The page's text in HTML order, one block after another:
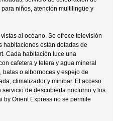
niños, atención multilingüe y
al océano. Se ofrece televisión
habitaciones están dotadas de
Cada habitación luce una
cafetera y tetera y agua mineral
o albornoces y espejo de
climatizador y minibar. El acceso
de descubierta nocturno y los
by Orient Express no se permite